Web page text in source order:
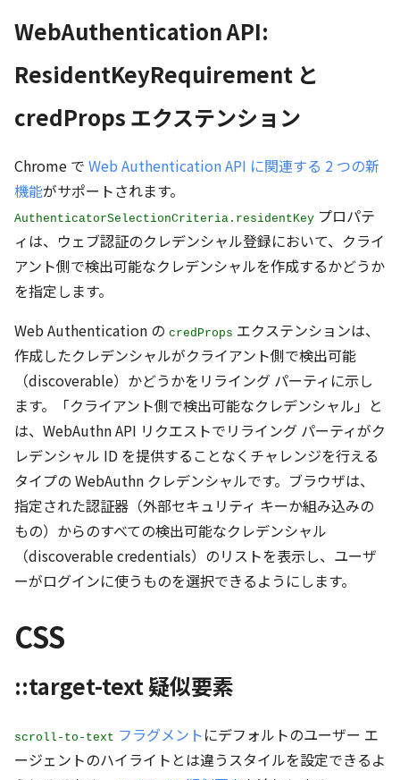
WebAuthentication API:
ResidentKeyRequirement と
credProps エクステンション
Chrome で Web Authentication API に関連する 2 つの新
機能がサポートされます。
AuthenticatorSelectionCriteria.residentKey プロパテ
ィは、ウェブ認証のクレデンシャル登録において、クライ
アント側で検出可能なクレデンシャルを作成するかどうか
を指定します。
Web Authentication の credProps エクステンションは、
作成したクレデンシャルがクライアント側で検出可能
（discoverable）かどうかをリライング パーティに示し
ます。「クライアント側で検出可能なクレデンシャル」と
は、WebAuthn API リクエストでリライング パーティがク
レデンシャル ID を提供することなくチャレンジを行える
タイプの WebAuthn クレデンシャルです。ブラウザは、
指定された認証器（外部セキュリティ キーか組み込みの
もの）からのすべての検出可能なクレデンシャル
（discoverable credentials）のリストを表示し、ユーザ
ーがログインに使うものを選択できるようにします。
CSS
::target-text 疑似要素
scroll-to-text フラグメントにデフォルトのユーザー エ
ージェントのハイライトとは違うスタイルを設定できるよ